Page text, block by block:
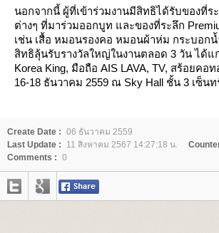
นอกจากนี้ ผู้ที่เข้าร่วมงานมีสิทธิได้รับของที่ร
ต่างๆ ที่มาร่วมออกบูท และของที่ระลึก
เช่น เสื้อ หมอนรองคอ หมอนผ้าห่ม กระบอก
สิทธิลุ้นรับรางวัลใหญ่ในงานตลอด 3 วัน ได้แ
Korea King, มือถือ AIS LAVA, TV, สร้อยคอ
16-18 ธันวาคม 2559 ณ Sky Hall ชั้น 3 เซ็น
Create Date : 06 ธันวาคม 2559
Last Update :
11 สิงหาคม 2567 14:27:18 น.
Comments : 0